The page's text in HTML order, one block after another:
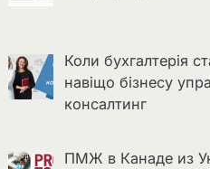
Коли бухгалтерія
навіщо бізнесу
консалтинг
ПМЖ в Канаде из